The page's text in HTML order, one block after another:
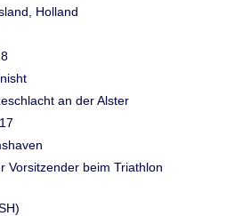
Holland
an der Alster
Vorsitzender beim Triathlon